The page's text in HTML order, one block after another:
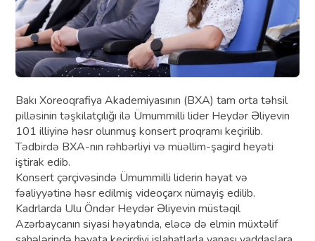
Bakı Xoreoqrafiya Akademiyasının (BXA) tam orta təhsil
pilləsinin təşkilatçılığı ilə Ümummilli lider Heydər Əliyevin
101 illiyinə həsr olunmuş konsert proqramı keçirilib.
Tədbirdə BXA-nın rəhbərliyi və müəllim-şagird heyəti
iştirak edib.
Konsert çərçivəsində Ümummilli liderin həyat və
fəaliyyətinə həsr edilmiş videoçarx nümayiş edilib.
Kadrlarda Ulu Öndər Heydər Əliyevin müstəqil
Azərbaycanın siyasi həyatında, eləcə də elmin müxtəlif